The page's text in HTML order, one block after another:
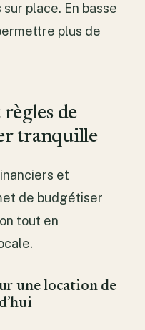
place. En basse
plus de
règles de
tranquille
et
de budgétiser
tout en
une location de